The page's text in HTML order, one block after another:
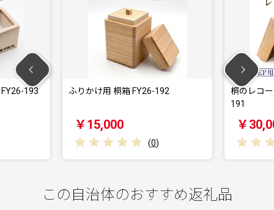
桐箱 FY26-192
桐のレコードボックス(EP用) FY26-
この自治体のおすすめ返礼品